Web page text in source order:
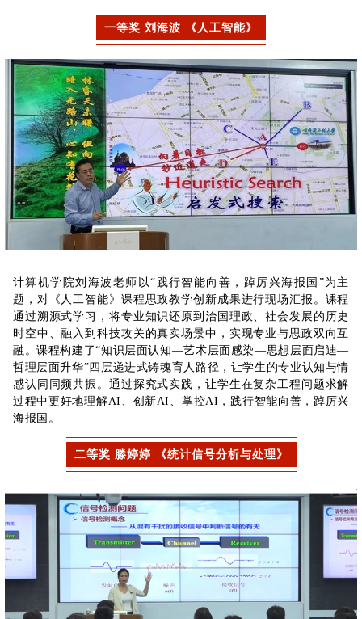
一等奖 刘海波 《人工智能》
计算机学院刘海波老师以“践行智能向善，踔厉兴海报国”为主
题，对《人工智能》课程思政教学创新成果进行现场汇报。课程
通过溯源式学习，将专业知识还原到治国理政、社会发展的历史
时空中、融入到科技攻关的真实场景中，实现专业与思政双向互
融。课程构建了“知识层面认知—艺术层面感染—思想层面启迪—
哲理层面升华”四层递进式铸魂育人路径，让学生的专业认知与情
感认同同频共振。通过探究式实践，让学生在复杂工程问题求解
过程中更好地理解AI、创新AI、掌控AI，践行智能向善，踔厉兴
海报国。
二等奖 滕婷婷 《统计信号分析与处理》